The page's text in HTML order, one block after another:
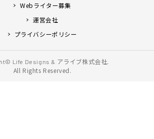
Webライター募集
運営会社
プライバシーポリシー
Life Designs & アライブ株式会社.
All Rights Reserved.